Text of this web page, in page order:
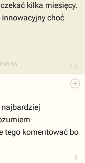
7.5
kilka miesięcy.
choć
8
najbardziej
tego komentować bo